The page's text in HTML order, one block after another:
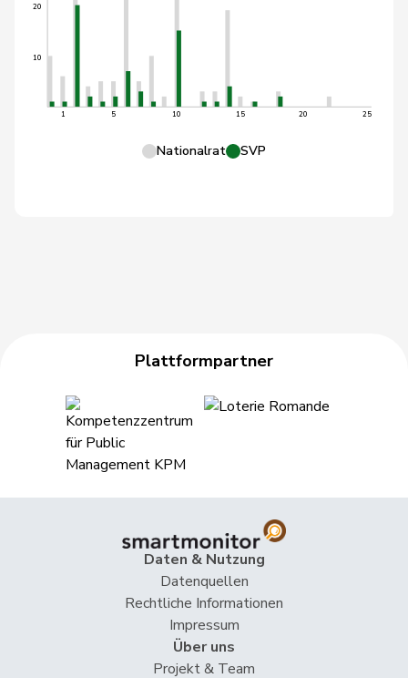
10
20
1 5 10 15 20 25
Nationalrat SVP
Plattformpartner
Daten & Nutzung
Datenquellen
Rechtliche Informationen
Impressum
Über uns
Projekt & Team